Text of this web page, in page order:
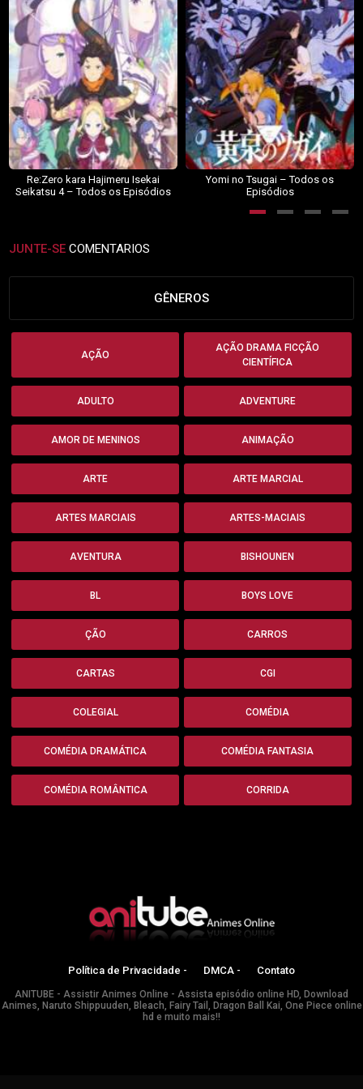
Re:Zero kara Hajimeru Isekai
Seikatsu 4 – Todos os Episódios
Yomi no Tsugai – Todos os
Episódios
JUNTE-SE COMENTARIOS
GÊNEROS
AÇÃO
AÇÃO DRAMA FICÇÃO
CIENTÍFICA
ADULTO ADVENTURE
AMOR DE MENINOS ANIMAÇÃO
ARTE ARTE MARCIAL
ARTES MARCIAIS ARTES-MACIAIS
AVENTURA BISHOUNEN
BL BOYS LOVE
ÇÃO CARROS
CARTAS CGI
COLEGIAL COMÉDIA
COMÉDIA DRAMÁTICA COMÉDIA FANTASIA
COMÉDIA ROMÂNTICA CORRIDA
Política de Privacidade - DMCA - Contato
ANITUBE - Assistir Animes Online - Assista episódio online HD, Download
Animes, Naruto Shippuuden, Bleach, Fairy Tail, Dragon Ball Kai, One Piece online
hd e muito mais!!